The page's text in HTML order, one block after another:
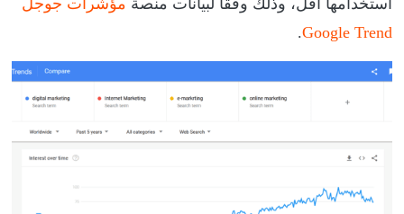
استخدامها أقل، وذلك وفقًا لبيانات منصة مؤشرات جوجل
Google Trend
.